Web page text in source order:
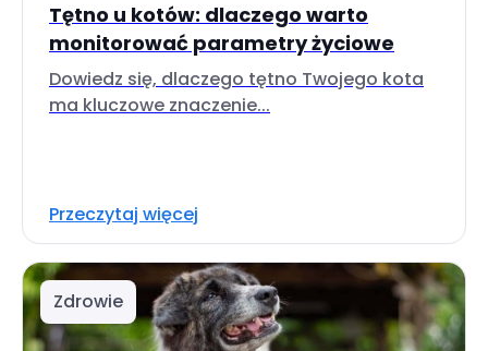
Tętno u kotów: dlaczego warto
monitorować parametry życiowe
Dowiedz się, dlaczego tętno Twojego kota
ma kluczowe znaczenie...
Przeczytaj więcej
Zdrowie